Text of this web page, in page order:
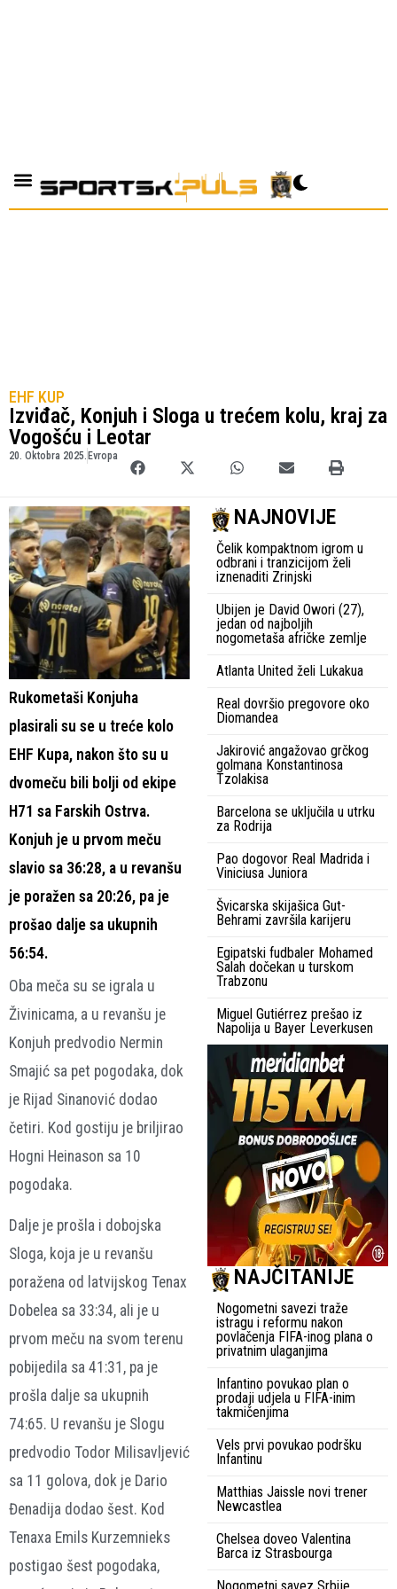
EHF KUP
Izviđač, Konjuh i Sloga u trećem kolu, kraj za
Vogošću i Leotar
20. Oktobra 2025. Evropa
Rukometaši Konjuha
plasirali su se u treće kolo
EHF Kupa, nakon što su u
dvomeču bili bolji od ekipe
H71 sa Farskih Ostrva.
Konjuh je u prvom meču
slavio sa 36:28, a u revanšu
je poražen sa 20:26, pa je
prošao dalje sa ukupnih
56:54.
Oba meča su se igrala u
Živinicama, a u revanšu je
Konjuh predvodio Nermin
Smajić sa pet pogodaka, dok
je Rijad Sinanović dodao
četiri. Kod gostiju je briljirao
Hogni Heinason sa 10
pogodaka.
Dalje je prošla i dobojska
Sloga, koja je u revanšu
poražena od latvijskog Tenax
Dobelea sa 33:34, ali je u
prvom meču na svom terenu
pobijedila sa 41:31, pa je
prošla dalje sa ukupnih
74:65. U revanšu je Slogu
predvodio Todor Milisavljević
sa 11 golova, dok je Dario
Đenadija dodao šest. Kod
Tenaxa Emils Kurzemnieks
postigao šest pogodaka,
NAJNOVIJE
Čelik kompaktnom igrom u
odbrani i tranzicijom želi
iznenaditi Zrinjski
Ubijen je David Owori (27),
jedan od najboljih
nogometaša afričke zemlje
Atlanta United želi Lukakua
Real dovršio pregovore oko
Diomandea
Jakirović angažovao grčkog
golmana Konstantinosa
Tzolakisa
Barcelona se uključila u utrku
za Rodrija
Pao dogovor Real Madrida i
Viniciusa Juniora
Švicarska skijašica Gut-
Behrami završila karijeru
Egipatski fudbaler Mohamed
Salah dočekan u turskom
Trabzonu
Miguel Gutiérrez prešao iz
Napolija u Bayer Leverkusen
NAJČITANIJE
Nogometni savezi traže
istragu i reformu nakon
povlačenja FIFA-inog plana o
privatnim ulaganjima
Infantino povukao plan o
prodaji udjela u FIFA-inim
takmičenjima
Vels prvi povukao podršku
Infantinu
Matthias Jaissle novi trener
Newcastlea
Chelsea doveo Valentina
Barca iz Strasbourga